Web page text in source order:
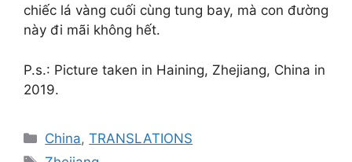
chiếc lá vàng cuối cùng tung bay, mà con đường
này đi mãi không hết.
P.s.: Picture taken in Haining, Zhejiang, China in
2019.
Categories
China,TRANSLATIONS
Tags